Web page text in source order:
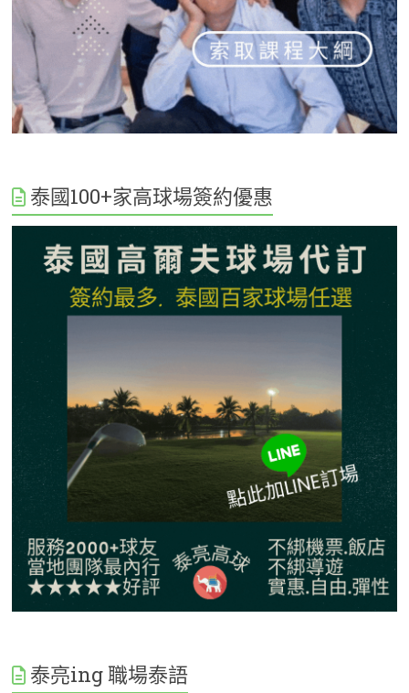
泰國100+家高球場簽約優惠
泰亮ing 職場泰語